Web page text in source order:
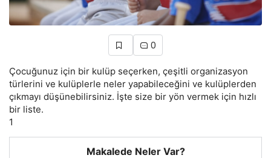
0
Çocuğunuz için bir kulüp seçerken, çeşitli organizasyon
türlerini ve kulüplerle neler yapabileceğini ve kulüplerden
çıkmayı düşünebilirsiniz. İşte size bir yön vermek için hızlı
bir liste.
1
Makalede Neler Var?